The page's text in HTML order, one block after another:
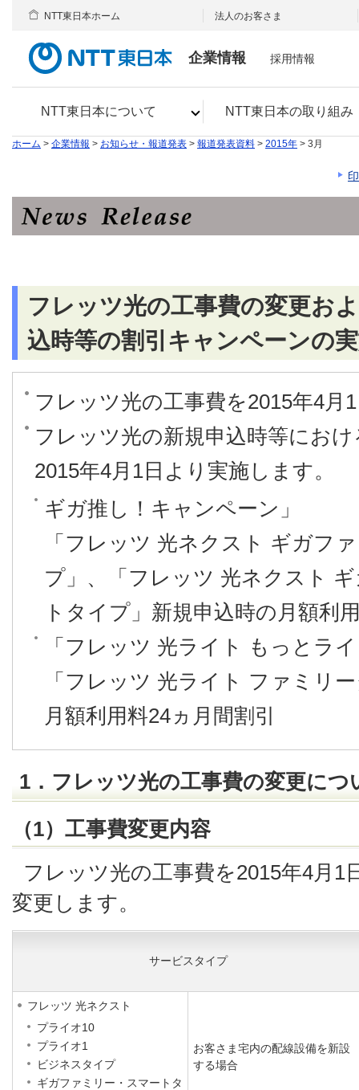
企業情報
NTT東日本について NTT東日本の取り組み
NTT東日本ホーム 法人のお客さま
採用情報
ホーム > 企業情報 > お知らせ・報道発表 > 報道発表資料 > 2015年 > 3月
フレッツ光の工事費の変更お
込時等の割引キャンペーンの
フレッツ光の工事費を2015年4月
フレッツ光の新規申込時等にお
2015年4月1日より実施します。
ギガ推し！キャンペーン」
「フレッツ 光ネクスト ギガフ
プ」、「フレッツ 光ネクスト
トタイプ」新規申込時の月額利
「フレッツ 光ライト もっとラ
「フレッツ 光ライト ファミリ
月額利用料24ヵ月間割引
1．フレッツ光の工事費の変更につ
（1）工事費変更内容
フレッツ光の工事費を2015年4月1
変更します。
サービスタイプ
フレッツ 光ネクスト
プライオ10
プライオ1
ビジネスタイプ
ギガファミリー・スマートタ
お客さま宅内の配線設備を新設
する場合